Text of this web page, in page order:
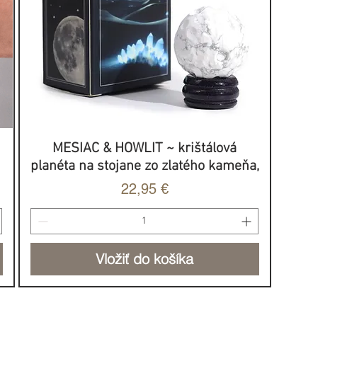
Rýchle zobrazenie
MESIAC & HOWLIT ~ krištálová
planéta na stojane zo zlatého kameňa,
Cena
22,95 €
Vložiť do košíka